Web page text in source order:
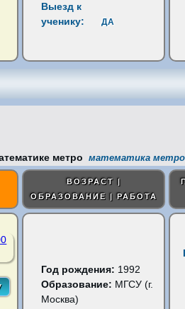
Выезд к
ученику:
ДА
математика
ВОЗРАСТ |
ОБРАЗОВАНИЕ | РАБОТА
Год рождения: 1992
Образование: МГСУ (г.
Москва)